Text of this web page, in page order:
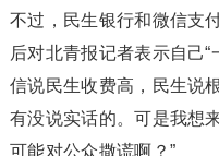
不过，民生银行和微信支
后对北青报记者表示自己“
信说民生收费高，民生说
有没说实话的。可是我想
可能对公众撒谎啊？”